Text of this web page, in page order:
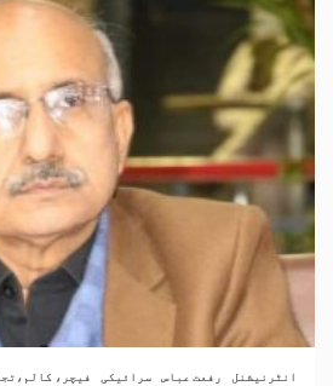
انٹرنیشنل رفعت عباس سرائیکی فیچر،